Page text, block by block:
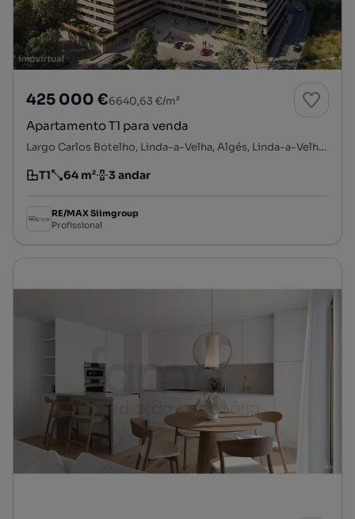
425 000 €6640,63 €/m²
Apartamento T1 para venda
Largo Carlos Botelho, Linda-a-Velha, Algés, Linda-a-Velha e Cruz Quebrada-Dafundo, Oeiras, Lisboa
Tipologia
T1
Preço por metro quadrado
64 m²
Andar 3 andar
RE/MAX Siimgroup
Profissional